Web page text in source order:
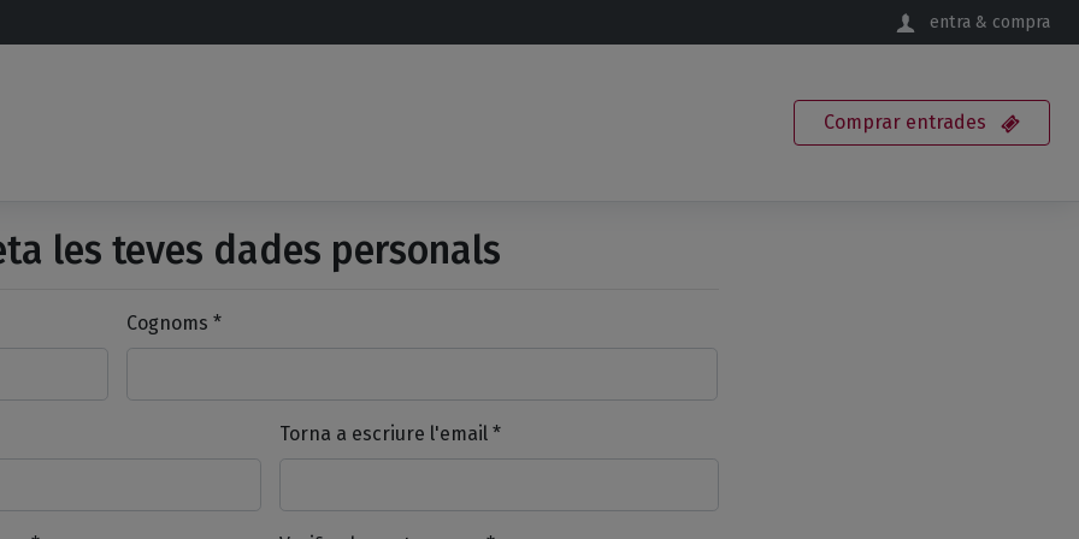
entra & compra
Comprar entrades
les teves dades personals
Cognoms *
Torna a escriure l'email *